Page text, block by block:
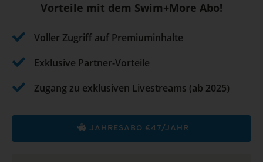
Vorteile mit dem Swim+More Abo!
Voller Zugriff auf Premiuminhalte
Exklusive Partner-Vorteile
Zugang zu exklusiven Livestreams (ab 2025)
JAHRESABO €47/JAHR